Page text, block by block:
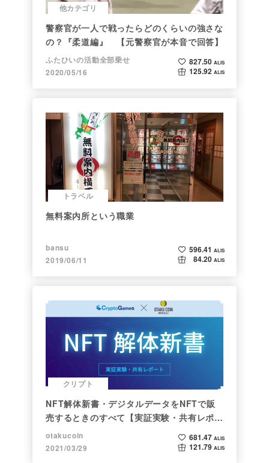
他カテゴリ
警察官が一人で戦ったらどのくらいの強さな
の？『柔道編』 【元警察官が本音で回答】
ふたひいの活動全部乗せ
2020/05/16
827.50 ALIS
125.92 ALIS
トラベル
無料案内所という職業
bansu
2019/06/11
596.41 ALIS
84.20 ALIS
クリプト
NFT解体新書・デジタルデータをNFTで販
売するときのすべて【実証実験・共有レポー
ト】
otakucoin
2021/03/29
681.47 ALIS
121.79 ALIS